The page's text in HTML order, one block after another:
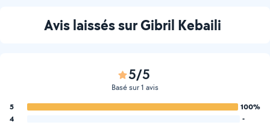
Avis laissés sur Gibril Kebaili
5/5
Basé sur 1 avis
5
100%
4
-